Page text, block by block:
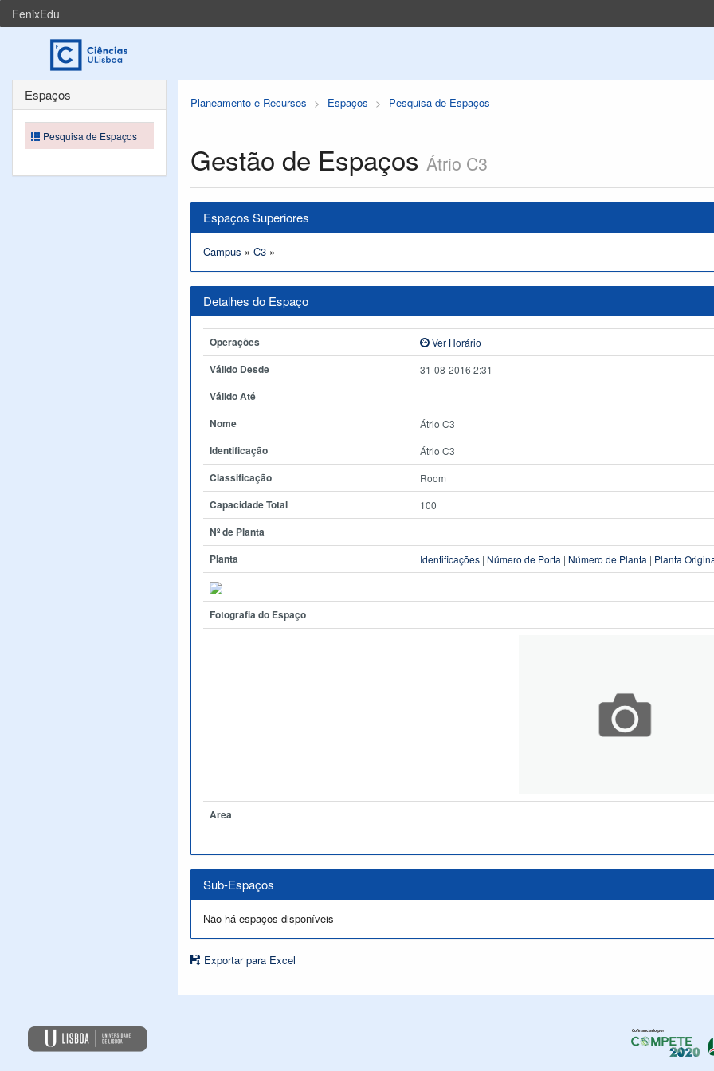
FenixEdu
Planeamento e Recursos Espaços Pesquisa de Espaços
Gestão de Espaços Átrio C3
Espaços Superiores
Campus » C3 »
Detalhes do Espaço
Operações Ver Horário
Válido Desde 31-08-2016 2:31
Válido Até
Nome
Átrio C3
Identificação Átrio C3
Classificação Room
Capacidade Total 100
Nº de Planta
Planta
Identificações | Número de Porta | Número de Planta | Planta
Fotografia do Espaço
Àrea
Sub-Espaços
Não há espaços disponíveis
Exportar para Excel
Espaços
Pesquisa de Espaços